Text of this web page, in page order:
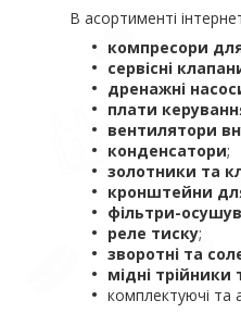
В асортименті
компресори
сервісні
дренажні
плати
вентилятори
конденсатори;
золотники та
кронштейни
фільтри-
реле тиску;
зворотні та
мідні трійники
комплектуючі та